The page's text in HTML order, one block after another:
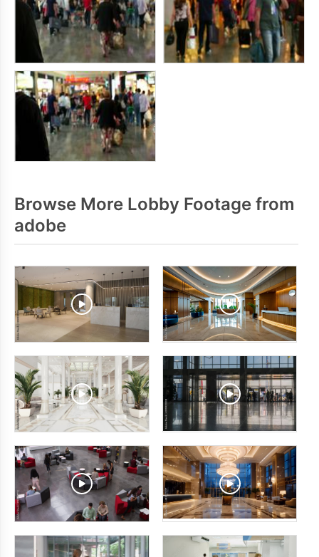
Browse More Lobby Footage from
adobe